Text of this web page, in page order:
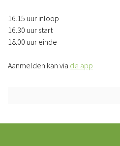
16.15 uur inloop
16.30 uur start
18.00 uur einde
Aanmelden kan via de app